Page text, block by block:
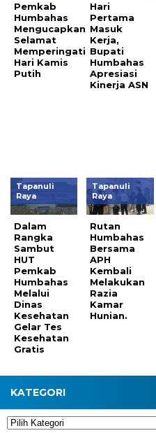
Pemkab
Humbahas
Mengucapkan
Selamat
Memperingati
Hari Kamis
Putih
Hari
Pertama
Masuk
Kerja,
Bupati
Humbahas
Apresiasi
Kinerja ASN
Tapanuli
Raya
Dalam
Rangka
Sambut
HUT
Pemkab
Humbahas
Melalui
Dinas
Kesehatan
Gelar Tes
Kesehatan
Gratis
Tapanuli
Raya
Rutan
Humbahas
Bersama
APH
Kembali
Melakukan
Razia
Kamar
Hunian.
KATEGORI
Kategori